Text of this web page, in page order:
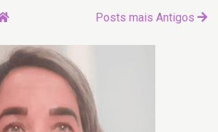
Posts mais Antigos